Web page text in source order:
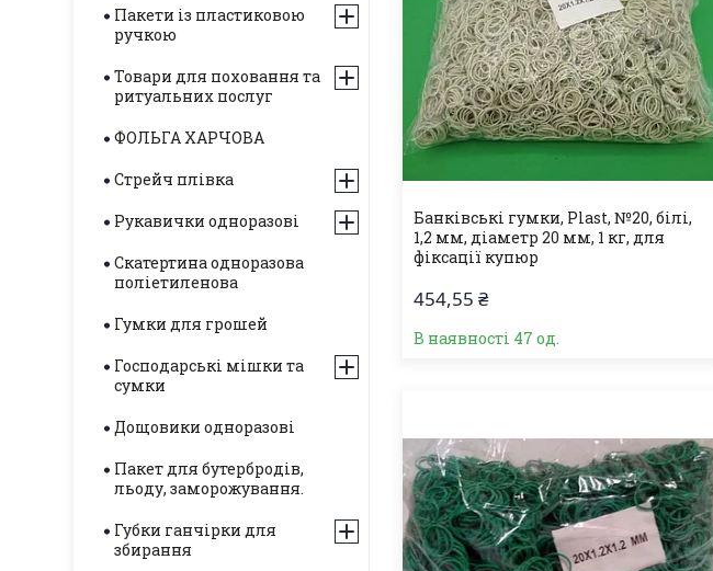
Банківські гумки, Plast, №20, білі,
1,2 мм, діаметр 20 мм, 1 кг, для
фіксації купюр
454,55 ₴
В наявності 47 од.
Пакети із пластиковою
ручкою
Товари для поховання та
ритуальних послуг
ФОЛЬГА ХАРЧОВА
Стрейч плівка
Рукавички одноразові
Скатертина одноразова
поліетиленова
Гумки для грошей
Господарські мішки та
сумки
Дощовики одноразові
Пакет для бутербродів,
льоду, заморожування.
Губки ганчірки для
збирання